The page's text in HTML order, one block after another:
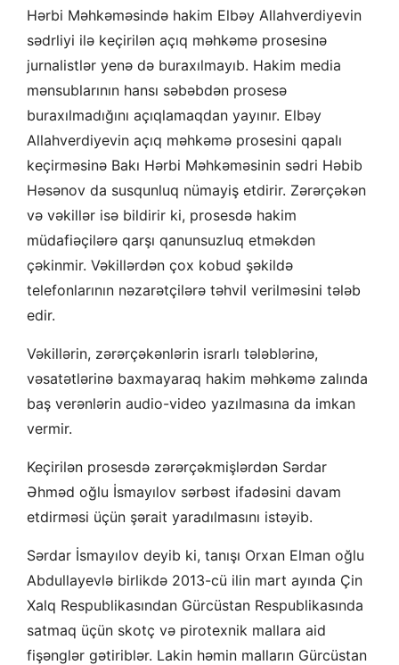
Hərbi Məhkəməsində hakim Elbəy Allahverdiyevin
sədrliyi ilə keçirilən açıq məhkəmə prosesinə
jurnalistlər yenə də buraxılmayıb. Hakim media
mənsublarının hansı səbəbdən prosesə
buraxılmadığını açıqlamaqdan yayınır. Elbəy
Allahverdiyevin açıq məhkəmə prosesini qapalı
keçirməsinə Bakı Hərbi Məhkəməsinin sədri Həbib
Həsənov da susqunluq nümayiş etdirir. Zərərçəkən
və vəkillər isə bildirir ki, prosesdə hakim
müdafiəçilərə qarşı qanunsuzluq etməkdən
çəkinmir. Vəkillərdən çox kobud şəkildə
telefonlarının nəzarətçilərə təhvil verilməsini tələb
edir.
Vəkillərin, zərərçəkənlərin israrlı tələblərinə,
vəsatətlərinə baxmayaraq hakim məhkəmə zalında
baş verənlərin audio-video yazılmasına da imkan
vermir.
Keçirilən prosesdə zərərçəkmişlərdən Sərdar
Əhməd oğlu İsmayılov sərbəst ifadəsini davam
etdirməsi üçün şərait yaradılmasını istəyib.
Sərdar İsmayılov deyib ki, tanışı Orxan Elman oğlu
Abdullayevlə birlikdə 2013-cü ilin mart ayında Çin
Xalq Respublikasından Gürcüstan Respublikasında
satmaq üçün skotç və pirotexnik mallara aid
fişənglər gətiriblər. Lakin həmin malların Gürcüstan